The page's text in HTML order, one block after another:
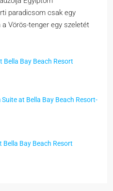
paradicsom csak egy
Vörös-tenger egy szeletét
Bella Bay Beach Resort
at Bella Bay Beach Resort-
Bella Bay Beach Resort